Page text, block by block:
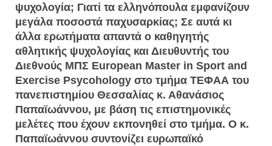
ψυχολογία; Γιατί τα ελληνόπουλα εμφανίζουν
μεγάλα ποσοστά παχυσαρκίας; Σε αυτά κι
άλλα ερωτήματα απαντά ο καθηγητής
αθλητικής ψυχολογίας και Διευθυντής του
Διεθνούς ΜΠΣ European Master in Sport and
Exercise Psycohology στο τμήμα ΤΕΦΑΑ του
πανεπιστημίου Θεσσαλίας κ. Αθανάσιος
Παπαϊωάννου, με βάση τις επιστημονικές
μελέτες που έχουν εκπονηθεί στο τμήμα. Ο κ.
Παπαϊωάννου συντονίζει ευρωπαϊκό